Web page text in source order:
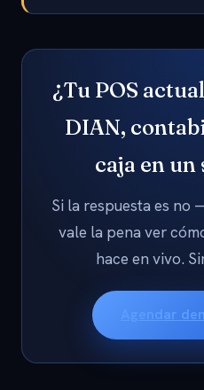
¿Tu POS
DIAN,
caja en un
Si la respuesta es
vale la pena ver
hace en vivo.
Agendar